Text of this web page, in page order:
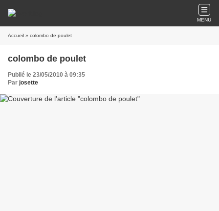
MENU
Accueil » colombo de poulet
colombo de poulet
Publié le 23/05/2010 à 09:35
Par josette